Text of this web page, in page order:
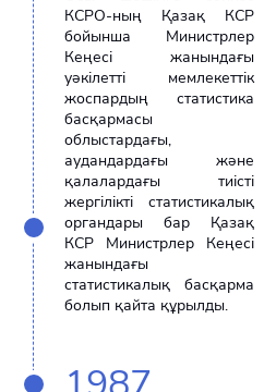
КСРО-ның Қазақ КСР
бойынша Министрлер
Кеңесі жанындағы
уәкілетті мемлекеттік
жоспардың статистика
басқармасы
облыстардағы,
аудандардағы және
қалалардағы тиісті
жергілікті статистикалық
органдары бар Қазақ
КСР Министрлер Кеңесі
жанындағы
статистикалық басқарма
болып қайта құрылды.